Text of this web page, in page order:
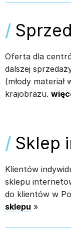
/
Oferta dla
dalszej
(młody
krajobrazu.
/ Sklep
Klientów
sklepu
do klientów w
sklepu »